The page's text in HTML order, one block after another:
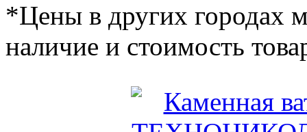
*Цены в других городах
наличие и стоимость